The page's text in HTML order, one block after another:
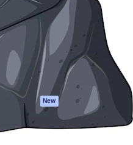
Academy
Documentatie
Ondersteuning
Algemene
voorwaarden
Privacybeleid
Originelen
New
Cookiebeleid
Vertrouwenscentrum
Prijzen
Over ons
Reviews
Vacatures
Zoektrends
Blog
Verkoop